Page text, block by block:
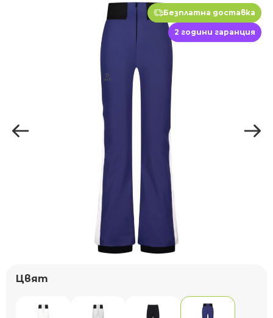
Безплатна доставка
2 години гаранция
Цвят